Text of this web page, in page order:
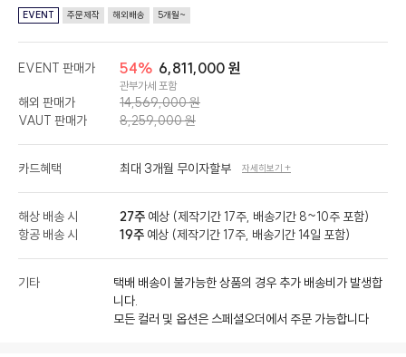
EVENT 주문제작 해외배송 5개월~
해외 판매가
14,569,000 원
VAUT 판매가
8,259,000 원
EVENT 판매가 54% 6,811,000 원
관부가세 포함
카드혜택 최대 3개월 무이자할부 자세히보기 +
해상 배송 시 27주 예상 (제작기간 17주, 배송기간 8~10주 포함)
항공 배송 시
19주 예상 (제작기간 17주, 배송기간 14일 포함)
기타
택배 배송이 불가능한 상품의 경우 추가 배송비가 발생합
니다.
모든 컬러 및 옵션은 스페셜오더에서 주문 가능합니다